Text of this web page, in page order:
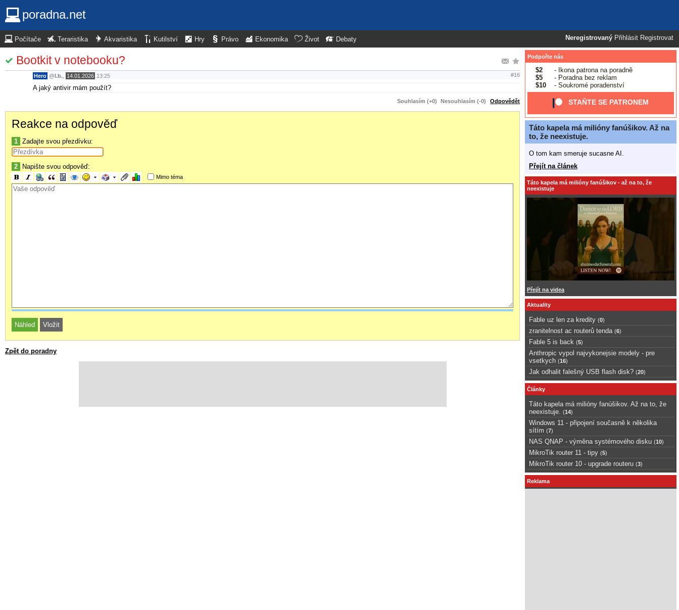
poradna.net
Neregistrovaný Přihlásit Registrovat
Počítače Teraristika Akvaristika Kutilství Hry Právo Ekonomika Život Debaty
Bootkit v notebooku?
Hero @l.b. 14.01.2026 13:25 #16
A jaký antivir mám použít?
Souhlasím (+0) Nesouhlasím (-0) Odpovědět
Reakce na odpověď
1 Zadajte svou přezdívku:
2 Napište svou odpověď:
Mimo téma
Zpět do poradny
Podpořte nás
$2
- Ikona patrona na poradně
$5
- Poradna bez reklam
$10
- Soukromé poradenství
STAŇTE SE PATRONEM
Táto kapela má milióny fanúšikov. Až na
to, že neexistuje.
O tom kam smeruje sucasne AI.
Přejít na článek
Táto kapela má milióny fanúšikov - až na to, že
neexistuje
Přejít na videa
Aktuality
Fable uz len za kredity (0)
zranitelnost ac routerů tenda (6)
Fable 5 is back (5)
Anthropic vypol najvykonejsie modely - pre
vsetkych (16)
Jak odhalit falešný USB flash disk? (20)
Články
Táto kapela má milióny fanúšikov. Až na to, že
neexistuje.
(14)
Windows 11 - připojení současně k několika
sítím (7)
NAS QNAP - výměna systémového disku (10)
MikroTik router 11 - tipy (5)
MikroTik router 10 - upgrade routeru (3)
Reklama